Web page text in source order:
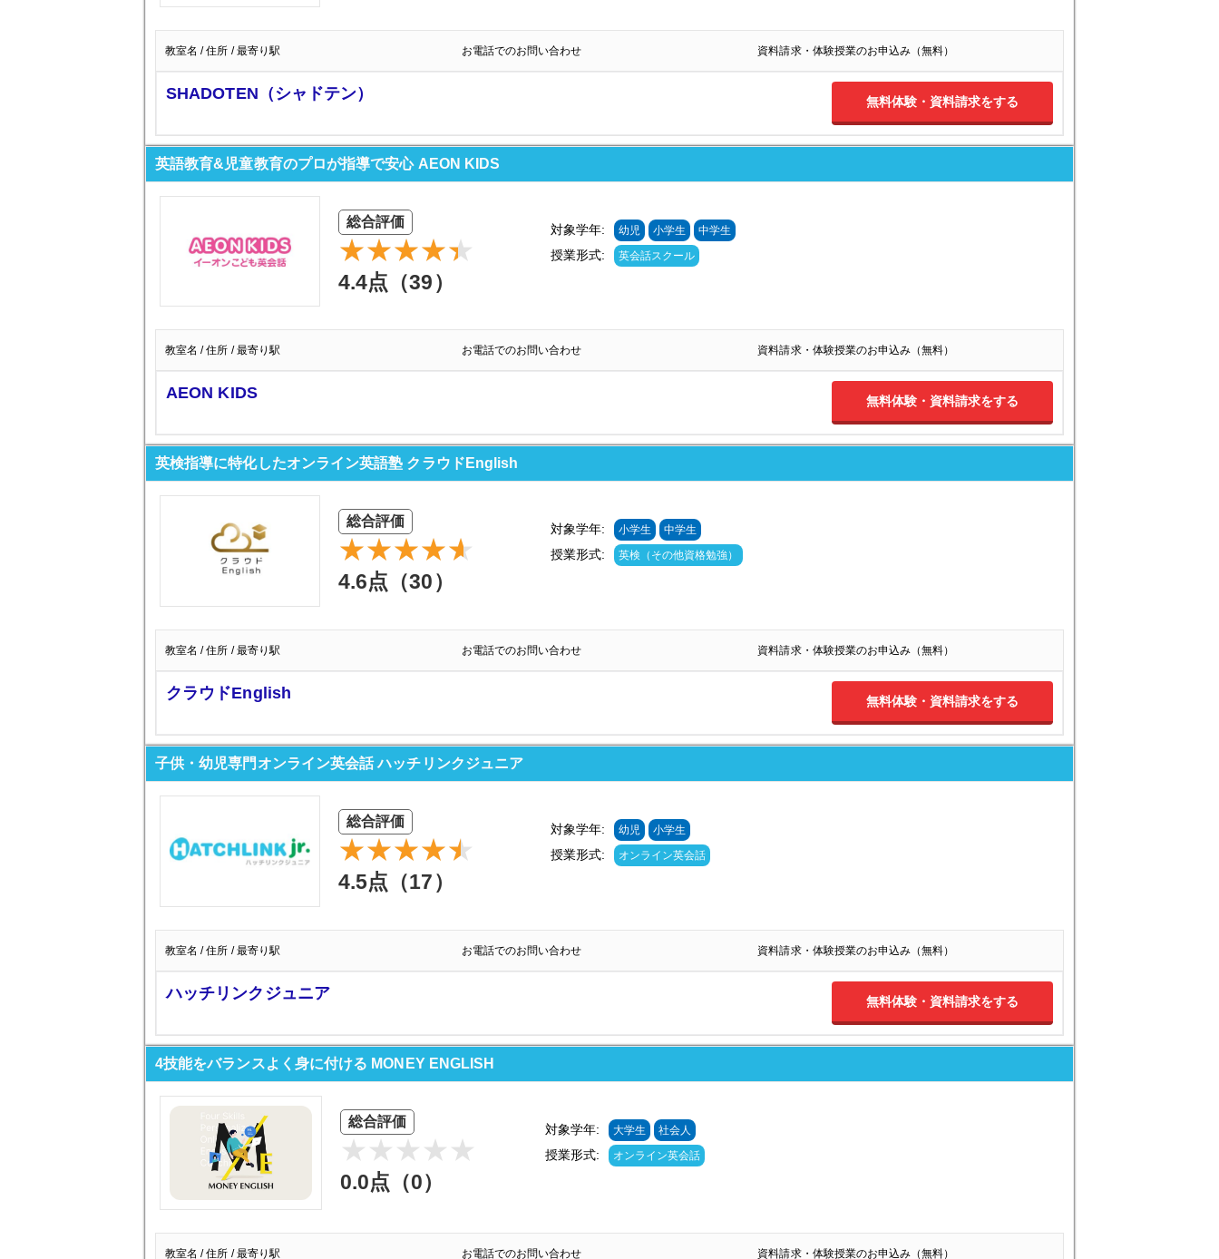
教室名 / 住所 / 最寄り駅 お電話でのお問い合わせ 資料請求・体験授業のお申込み（無料）
SHADOTEN（シャドテン） 無料体験・資料請求をする
英語教育&児童教育のプロが指導で安心 AEON KIDS
総合評価
4.4点（39）
対象学年: 幼児 小学生 中学生
授業形式: 英会話スクール
教室名 / 住所 / 最寄り駅 お電話でのお問い合わせ 資料請求・体験授業のお申込み（無料）
AEON KIDS 無料体験・資料請求をする
英検指導に特化したオンライン英語塾 クラウドEnglish
総合評価
4.6点（30）
対象学年: 小学生 中学生
授業形式: 英検（その他資格勉強）
教室名 / 住所 / 最寄り駅 お電話でのお問い合わせ 資料請求・体験授業のお申込み（無料）
クラウドEnglish 無料体験・資料請求をする
子供・幼児専門オンライン英会話 ハッチリンクジュニア
総合評価
4.5点（17）
対象学年: 幼児 小学生
授業形式: オンライン英会話
教室名 / 住所 / 最寄り駅 お電話でのお問い合わせ 資料請求・体験授業のお申込み（無料）
ハッチリンクジュニア 無料体験・資料請求をする
4技能をバランスよく身に付ける MONEY ENGLISH
総合評価
0.0点（0）
対象学年: 大学生 社会人
授業形式: オンライン英会話
教室名 / 住所 / 最寄り駅 お電話でのお問い合わせ 資料請求・体験授業のお申込み（無料）